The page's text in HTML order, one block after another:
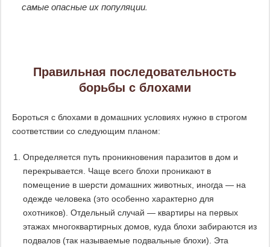
самые опасные их популяции.
Правильная последовательность
борьбы с блохами
Бороться с блохами в домашних условиях нужно в строгом
соответствии со следующим планом:
Определяется путь проникновения паразитов в дом и
перекрывается. Чаще всего блохи проникают в
помещение в шерсти домашних животных, иногда — на
одежде человека (это особенно характерно для
охотников). Отдельный случай — квартиры на первых
этажах многоквартирных домов, куда блохи забираются из
подвалов (так называемые подвальные блохи). Эта